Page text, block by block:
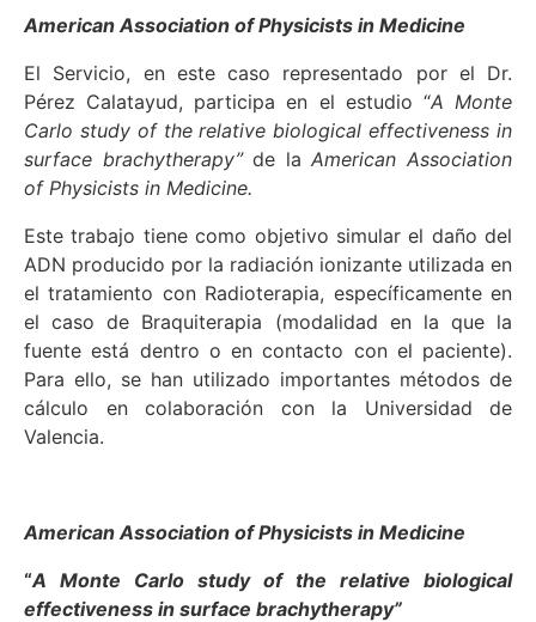
American Association of Physicists in Medicine
El Servicio, en este caso representado por el Dr.
Pérez Calatayud, participa en el estudio “A Monte
Carlo study of the relative biological effectiveness in
surface brachytherapy”de laAmerican Association
of Physicists in Medicine.
Este trabajo tiene como objetivo simular el daño del
ADN producido por la radiación ionizante utilizada en
el tratamiento con Radioterapia, específicamente en
el caso de Braquiterapia (modalidad en la que la
fuente está dentro o en contacto con el paciente).
Para ello, se han utilizado importantes métodos de
cálculo en colaboración con la Universidad de
Valencia.
American Association of Physicists in Medicine
“A Monte Carlo study of the relative biological
effectiveness in surface brachytherapy”